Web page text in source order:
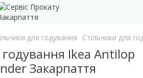
для годування Стільчики для
годування Ikea Antilop
Закарпаття